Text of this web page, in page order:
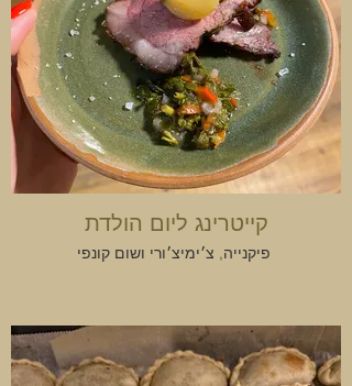
קייטרינג ליום הולדת